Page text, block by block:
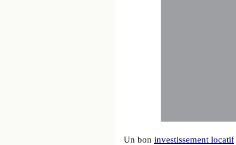
Un bon investissement locatif